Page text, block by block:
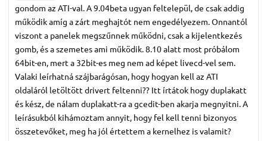
gondom az ATI-val. A 9.04beta ugyan feltelepül, de csak addig
működik amíg a zárt meghajtót nem engedélyezem. Onnantól
viszont a panelek megszűnnek működni, csak a kijelentkezés
gomb, és a szemetes ami működik. 8.10 alatt most próbálom
64bit-en, mert a 32bit-es meg nem ad képet livecd-vel sem.
Valaki leírhatná szájbarágósan, hogy hogyan kell az ATI
oldaláról letöltött drivert feltenni?? Itt írtátok hogy duplakatt
és kész, de nálam duplakatt-ra a gcedit-ben akarja megnyitni. A
leírásukból kihámoztam annyit, hogy fel kell tenni bizonyos
összetevőket, meg ha jól értettem a kernelhez is valamit?